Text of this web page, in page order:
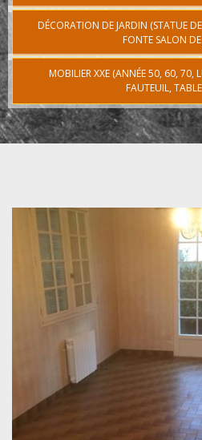
DÉCORATION DE JARDIN (STATUE DE
FONTE SALON
MOBILIER XXE (ANNÉE 50, 60, 70,
FAUTEUIL,